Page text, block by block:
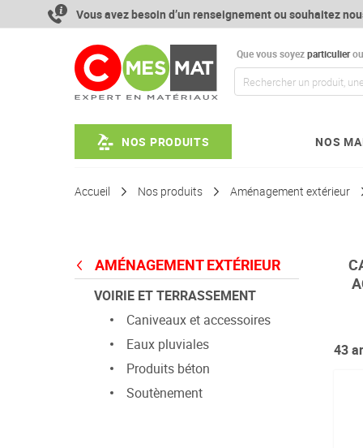
contenu
Vous avez besoin d’un renseignement ou souhaitez
Que vous soyezparticulier
NOS PRODUITS NOS
Accueil Nos produits Aménagement extérieur
43
AMÉNAGEMENT EXTÉRIEUR
VOIRIE ET TERRASSEMENT
Caniveaux et accessoires
Eaux pluviales
Produits béton
Soutènement